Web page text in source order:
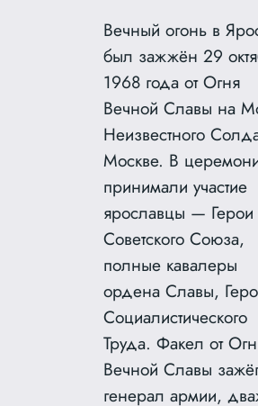
Вечный огонь в
был зажжён 29
1968 года от Огня
Вечной Славы на
Неизвестного
Москве. В
принимали участие
ярославцы — Герои
Советского Союза,
полные кавалеры
ордена Славы,
Социалистического
Труда. Факел от
Вечной Славы
генерал армии,